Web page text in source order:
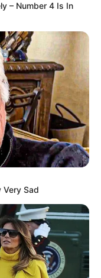
ölüm
0
TİBB
üçünbaş
0 0
– Number 4 Is In
Very Sad